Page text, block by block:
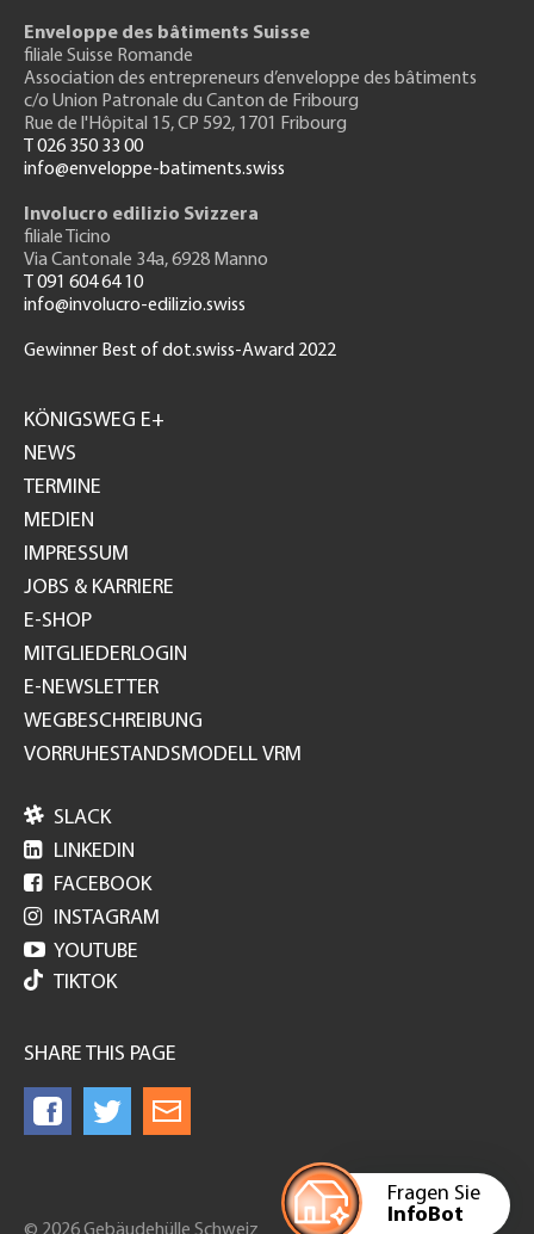
Fragen Sie
InfoBot
Enveloppe des bâtiments Suisse
filiale Suisse Romande
Association des entrepreneurs d’enveloppe des bâtiments
c/o Union Patronale du Canton de Fribourg
Rue de l'Hôpital 15, CP 592, 1701 Fribourg
T 026 350 33 00
info@enveloppe-batiments.swiss
Involucro edilizio Svizzera
filiale Ticino
Via Cantonale 34a, 6928 Manno
T 091 604 64 10
info@involucro-edilizio.swiss
Gewinner Best of dot.swiss-Award 2022
GH
KÖNIGSWEG E+
NEWS
TERMINE
MEDIEN
IMPRESSUM
JOBS & KARRIERE
E-SHOP
MITGLIEDERLOGIN
E-NEWSLETTER
WEGBESCHREIBUNG
VORRUHESTANDSMODELL VRM
 SLACK
 LINKEDIN
 FACEBOOK
 INSTAGRAM
 YOUTUBE
TIKTOK
SHARE THIS PAGE